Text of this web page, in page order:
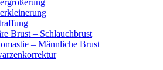
Brust – Schlauchbrust
– Männliche Brust